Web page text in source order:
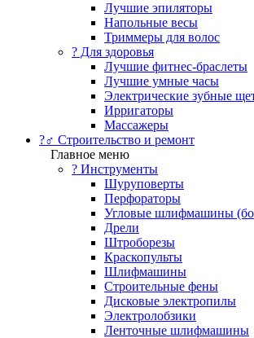
Лучшие эпиляторы
Напольные весы
Триммеры для волос
? Для здоровья
Лучшие фитнес-браслеты
Лучшие умные часы
Электрические зубные
Ирригаторы
Массажеры
?‍♂️ Строительство и ремонт
Главное меню
?️ Инструменты
Шуруповерты
Перфораторы
Угловые шлифмашины
Дрели
Штроборезы
Краскопульты
Шлифмашины
Строительные фены
Дисковые электропилы
Электролобзики
Ленточные шлифмашины